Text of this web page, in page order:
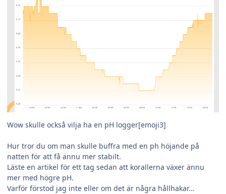
Wow skulle också vilja ha en pH logger[emoji3]
Hur tror du om man skulle buffra med en ph höjande på
natten för att få ännu mer stabilt.
Läste en artikel för ett tag sedan att korallerna växer ännu
mer med högre pH.
Varför förstod jag inte eller om det är några hållhakar...